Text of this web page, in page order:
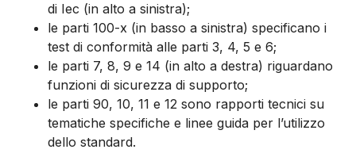
di Iec (in alto a sinistra);
le parti 100-x (in basso a sinistra) specificano i
test di conformità alle parti 3, 4, 5 e 6;
le parti 7, 8, 9 e 14 (in alto a destra) riguardano
funzioni di sicurezza di supporto;
le parti 90, 10, 11 e 12 sono rapporti tecnici su
tematiche specifiche e linee guida per l’utilizzo
dello standard.